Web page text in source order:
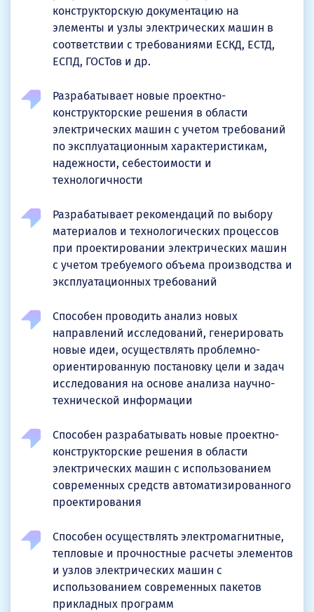
конструкторскую документацию на
элементы и узлы электрических машин в
соответствии с требованиями ЕСКД, ЕСТД,
ЕСПД, ГОСТов и др.
Разрабатывает новые проектно-
конструкторские решения в области
электрических машин с учетом требований
по эксплуатационным характеристикам,
надежности, себестоимости и
технологичности
Разрабатывает рекомендаций по выбору
материалов и технологических процессов
при проектировании электрических машин
с учетом требуемого объема производства и
эксплуатационных требований
Способен проводить анализ новых
направлений исследований, генерировать
новые идеи, осуществлять проблемно-
ориентированную постановку цели и задач
исследования на основе анализа научно-
технической информации
Способен разрабатывать новые проектно-
конструкторские решения в области
электрических машин с использованием
современных средств автоматизированного
проектирования
Способен осуществлять электромагнитные,
тепловые и прочностные расчеты элементов
и узлов электрических машин с
использованием современных пакетов
прикладных программ